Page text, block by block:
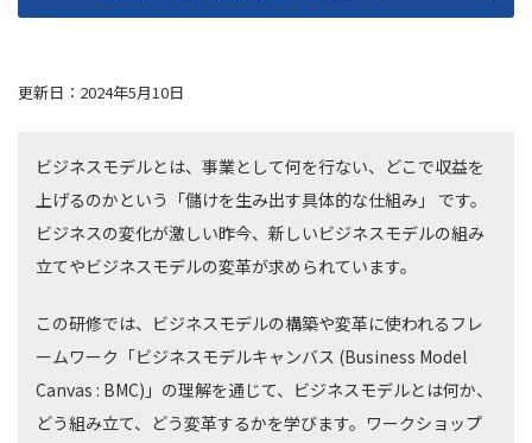
更新日：2024年5月10日
ビジネスモデルとは、事業として何を行ない、どこで収益を
上げるのかという「儲けを生み出す具体的な仕組み」 です。
ビジネスの変化が激しい昨今、新しいビジネスモデルの組み
立てやビジネスモデルの変革が求められています。
この研修では、ビジネスモデルの構築や変革に使われるフレ
ームワーク「ビジネスモデルキャンバス (Business Model
Canvas : BMC)」の理解を通じて、ビジネスモデルとは何か、
どう組み立て、どう変革するかを学びます。ワークショップ